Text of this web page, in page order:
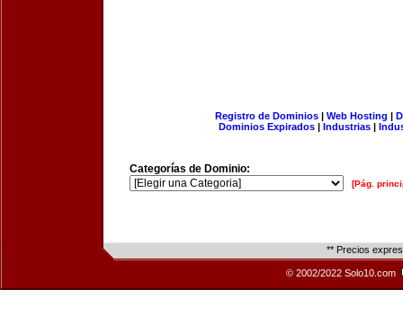
Registro de Dominios| Web Hosting |
Dominios Expirados | Industrias |
Categorías de Dominio:
[Pág.
** Precios
© 2002/2022 Solo10.com